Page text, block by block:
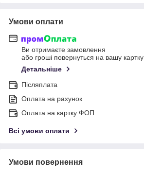
Умови оплати
Ви отримаєте замовлення
або гроші повернуться на вашу картку
Детальніше
Післяплата
Оплата на рахунок
Оплата на картку ФОП
Всі умови оплати
Умови повернення